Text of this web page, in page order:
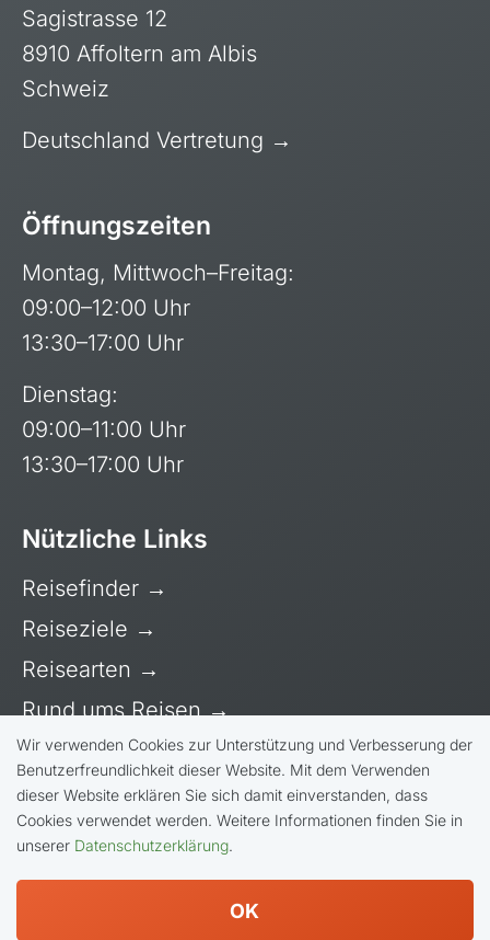
Sagistrasse 12
8910 Affoltern am Albis
Schweiz
Deutschland Vertretung →
Öffnungszeiten
Montag, Mittwoch–Freitag:
09:00–12:00 Uhr
13:30–17:00 Uhr
Dienstag:
09:00–11:00 Uhr
13:30–17:00 Uhr
Nützliche Links
Reisefinder →
Reiseziele →
Reisearten →
Rund ums Reisen→
Über uns→
© Bike Adventure Tours AG |
Geschäftsbedingungen|Impressum|
Portugal
Sardinien, Italien
Schottland
Spanien
Transalp/Alpenüberquerungen
Türkei
Kapverdische Inseln
Madagaskar
Wir verwenden Cookies zur Unterstützung und Verbesserung der
Benutzerfreundlichkeit dieser Website. Mit dem Verwenden
dieser Website erklären Sie sich damit einverstanden, dass
Cookies verwendet werden. Weitere Informationen finden Sie in
unserer Datenschutzerklärung.
OK